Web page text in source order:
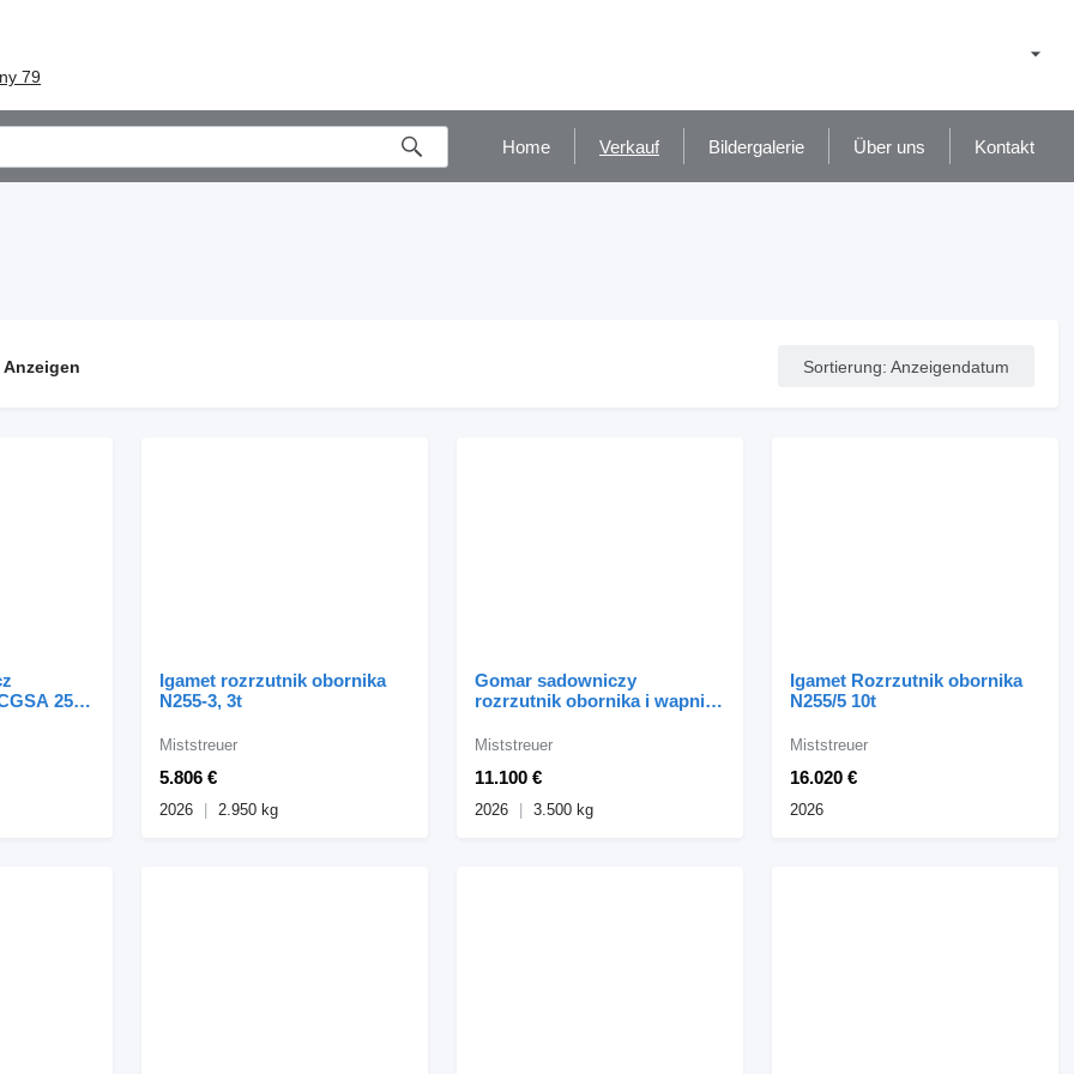
79
Home Verkauf Bildergalerie Über uns Kontakt
Anzeigen Sortierung: Anzeigendatum
2500
Igamet rozrzutnik obornika
N255-3, 3t
5.806 €
Miststreuer
2026 2.950 kg
Gomar sadowniczy
rozrzutnik obornika i wapnia
11.100 €
Miststreuer
2026 3.500 kg
Igamet Rozrzutnik obornika
N255/5 10t
16.020 €
Miststreuer
2026